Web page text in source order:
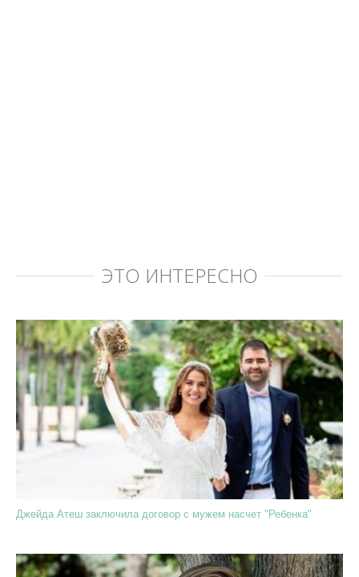
ЭТО ИНТЕРЕСНО
Джейда Атеш заключила договор с мужем насчет "Ребенка"